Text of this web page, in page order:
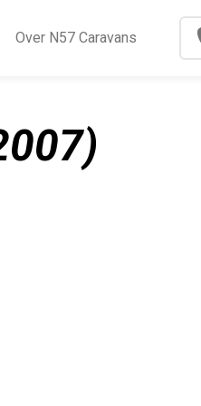
Over N57 Caravans